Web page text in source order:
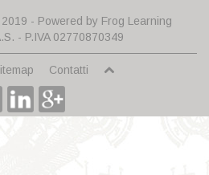
- Powered by Frog Learning
- P.IVA 02770870349
Contatti